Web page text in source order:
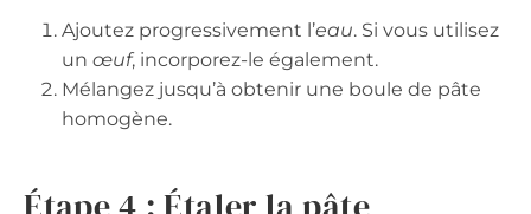
Ajoutez progressivement l’eau. Si vous utilisez
un œuf, incorporez-le également.
Mélangez jusqu’à obtenir une boule de pâte
homogène.